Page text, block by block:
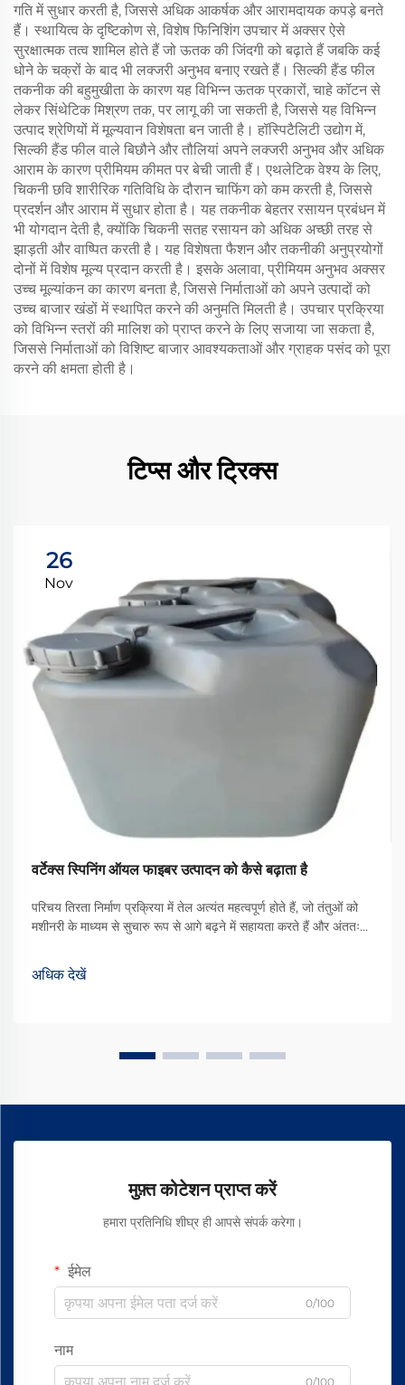
गति में सुधार करती है, जिससे अधिक आकर्षक और आरामदायक कपड़े बनते
हैं। स्थायित्व के दृष्टिकोण से, विशेष फिनिशिंग उपचार में अक्सर ऐसे
सुरक्षात्मक तत्व शामिल होते हैं जो ऊतक की जिंदगी को बढ़ाते हैं जबकि कई
धोने के चक्रों के बाद भी लक्जरी अनुभव बनाए रखते हैं। सिल्की हैंड फील
तकनीक की बहुमुखीता के कारण यह विभिन्न ऊतक प्रकारों, चाहे कॉटन से
लेकर सिंथेटिक मिश्रण तक, पर लागू की जा सकती है, जिससे यह विभिन्न
उत्पाद श्रेणियों में मूल्यवान विशेषता बन जाती है। हॉस्पिटैलिटी उद्योग में,
सिल्की हैंड फील वाले बिछौने और तौलियां अपने लक्जरी अनुभव और अधिक
आराम के कारण प्रीमियम कीमत पर बेची जाती हैं। एथलेटिक वेश्य के लिए,
चिकनी छवि शारीरिक गतिविधि के दौरान चाफिंग को कम करती है, जिससे
प्रदर्शन और आराम में सुधार होता है। यह तकनीक बेहतर रसायन प्रबंधन में
भी योगदान देती है, क्योंकि चिकनी सतह रसायन को अधिक अच्छी तरह से
झाड़ती और वाष्पित करती है। यह विशेषता फैशन और तकनीकी अनुप्रयोगों
दोनों में विशेष मूल्य प्रदान करती है। इसके अलावा, प्रीमियम अनुभव अक्सर
उच्च मूल्यांकन का कारण बनता है, जिससे निर्माताओं को अपने उत्पादों को
उच्च बाजार खंडों में स्थापित करने की अनुमति मिलती है। उपचार प्रक्रिया
को विभिन्न स्तरों की मालिश को प्राप्त करने के लिए सजाया जा सकता है,
जिससे निर्माताओं को विशिष्ट बाजार आवश्यकताओं और ग्राहक पसंद को पूरा
करने की क्षमता होती है।
टिप्स और ट्रिक्स
26
Nov
वर्टेक्स स्पिनिंग ऑयल फाइबर उत्पादन को कैसे बढ़ाता है
परिचय तिरता निर्माण प्रक्रिया में तेल अत्यंत महत्वपूर्ण होते हैं, जो तंतुओं को
मशीनरी के माध्यम से सुचारु रूप से आगे बढ़ने में सहायता करते हैं और अंततः
वॉर्टेक्स स्पिनिंग ऑयल एक प्रकार का ... बन गया है
अधिक देखें
मुफ़्त कोटेशन प्राप्त करें
हमारा प्रतिनिधि शीघ्र ही आपसे संपर्क करेगा।
ईमेल
0/100
नाम
0/100